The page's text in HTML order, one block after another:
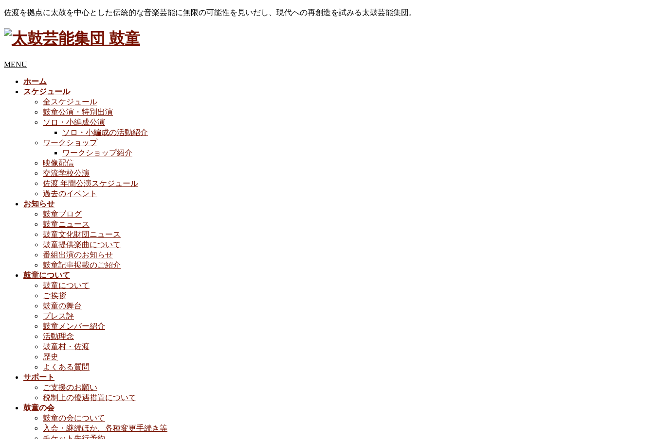
佐渡を拠点に太鼓を中心とした伝統的な音楽芸能に無限の可能性を見いだし、現代への再創造を試みる太鼓芸能集団。
MENU
ホーム
スケジュール
全スケジュール
鼓童公演・特別出演
ソロ・小編成公演
ソロ・小編成の活動紹介
ワークショップ
ワークショップ紹介
映像配信
交流学校公演
佐渡 年間公演スケジュール
過去のイベント
お知らせ
鼓童ブログ
鼓童ニュース
鼓童文化財団ニュース
鼓童提供楽曲について
番組出演のお知らせ
鼓童記事掲載のご紹介
鼓童について
鼓童について
ご挨拶
鼓童の舞台
プレス評
鼓童メンバー紹介
活動理念
鼓童村・佐渡
歴史
よくある質問
サポート
ご支援のお願い
税制上の優遇措置について
鼓童の会
鼓童の会について
入会・継続ほか、各種変更手続き等